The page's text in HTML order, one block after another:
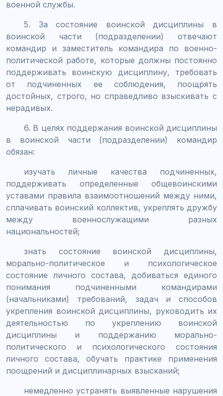
военной службы.
5. За состояние воинской дисциплины в
воинской части (подразделении) отвечают
командир и заместитель командира по военно-
политической работе, которые должны постоянно
поддерживать воинскую дисциплину, требовать
от подчиненных ее соблюдения, поощрять
достойных, строго, но справедливо взыскивать с
нерадивых.
6. В целях поддержания воинской дисциплины
в воинской части (подразделении) командир
обязан:
изучать личные качества подчиненных,
поддерживать определенные общевоинскими
уставами правила взаимоотношений между ними,
сплачивать воинский коллектив, укреплять дружбу
между военнослужащими разных
национальностей;
знать состояние воинской дисциплины,
морально-политическое и психологическое
состояние личного состава, добиваться единого
понимания подчиненными командирами
(начальниками) требований, задач и способов
укрепления воинской дисциплины, руководить их
деятельностью по укреплению воинской
дисциплины и поддержанию морально-
политического и психологического состояния
личного состава, обучать практике применения
поощрений и дисциплинарных взысканий;
немедленно устранять выявленные нарушения